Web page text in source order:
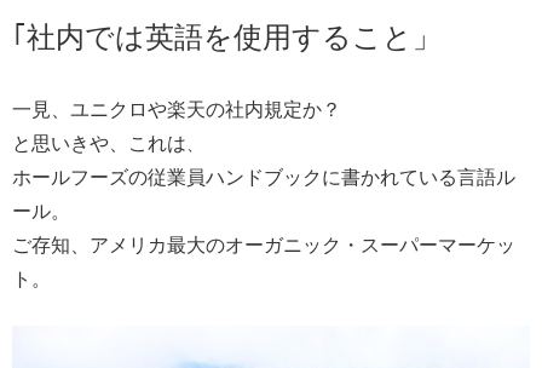
｢社内では英語を使用すること」
一見、ユニクロや楽天の社内規定か？
と思いきや、
これは
ホールフーズの従業員ハンドブックに書かれている言語ル
ール。
ご存知、 アメリカ最大のオーガニック・スーパーマーケッ
ト。